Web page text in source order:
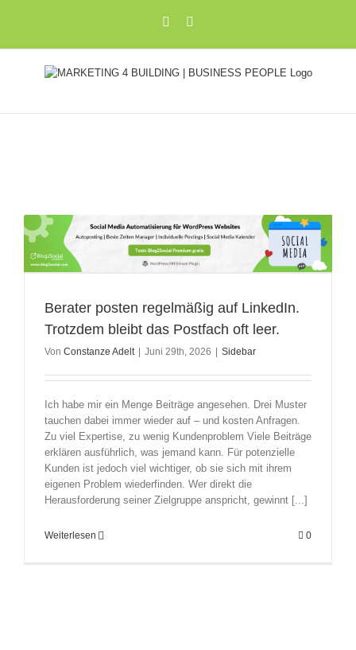
Xing
Berater posten regelmäßig auf LinkedIn.
Trotzdem bleibt das Postfach oft leer.
Von Constanze Adelt | Juni 29th, 2026 | Sidebar
Ich habe mir ein Menge Beiträge angesehen. Drei Muster
tauchen dabei immer wieder auf – und kosten Anfragen.
Zu viel Expertise, zu wenig Kundenproblem Viele Beiträge
erklären ausführlich, was jemand kann. Für potenzielle
Kunden ist jedoch viel wichtiger, ob sie sich mit ihrem
eigenen Problem wiederfinden. Wer direkt die
Herausforderung seiner Zielgruppe anspricht, gewinnt [...]
Weiterlesen 0